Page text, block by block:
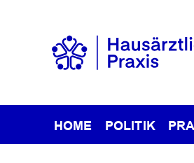
HOME POLITIK